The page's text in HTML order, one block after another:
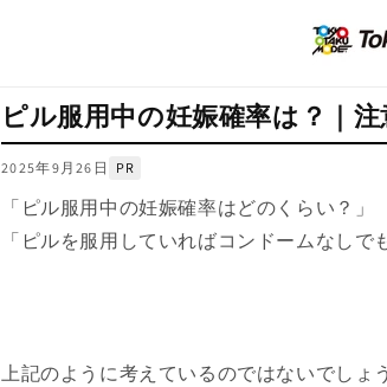
ピル服用中の妊娠確率は？｜
2025年9月26日 PR
「ピル服用中の妊娠確率はどのくらい？」
「ピルを服用していればコンドームなしで
上記のように考えているのではないでしょ